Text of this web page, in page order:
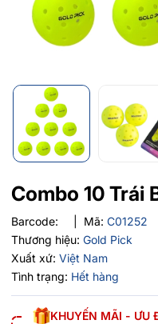
Combo 10 Trái
Barcode: Mã: C01252
Thương hiệu: Gold Pick
Xuất xứ: Việt Nam
Tình trạng: Hết hàng
KHUYẾN MÃI - ƯU